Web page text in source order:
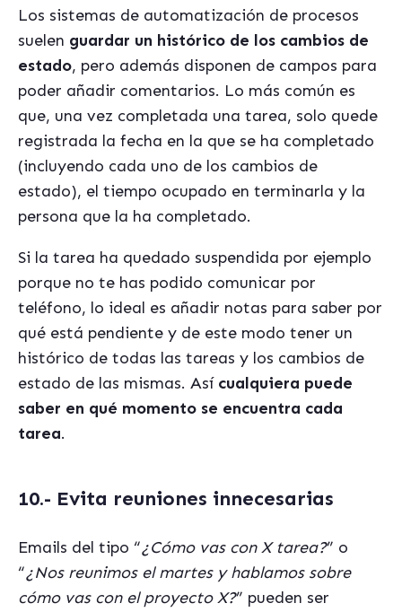
Los sistemas de automatización de procesos
suelen guardar un histórico de los cambios de
estado, pero además disponen de campos para
poder añadir comentarios. Lo más común es
que, una vez completada una tarea, solo quede
registrada la fecha en la que se ha completado
(incluyendo cada uno de los cambios de
estado), el tiempo ocupado en terminarla y la
persona que la ha completado.
Si la tarea ha quedado suspendida por ejemplo
porque no te has podido comunicar por
teléfono, lo ideal es añadir notas para saber por
qué está pendiente y de este modo tener un
histórico de todas las tareas y los cambios de
estado de las mismas. Así cualquiera puede
saber en qué momento se encuentra cada
tarea.
10.- Evita reuniones innecesarias
Emails del tipo “¿Cómo vas con X tarea?” o
“¿Nos reunimos el martes y hablamos sobre
cómo vas con el proyecto X?” pueden ser